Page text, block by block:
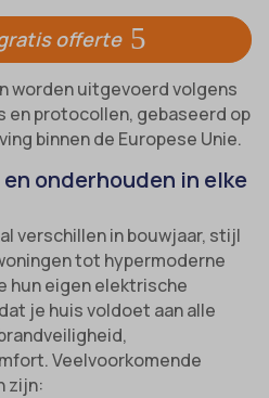
offerte
worden uitgevoerd volgens
protocollen, gebaseerd op
binnen de Europese Unie.
onderhouden in elke
verschillen in bouwjaar, stijl
tot hypermoderne
hun eigen elektrische
je huis voldoet aan alle
Veelvoorkomende
zijn: